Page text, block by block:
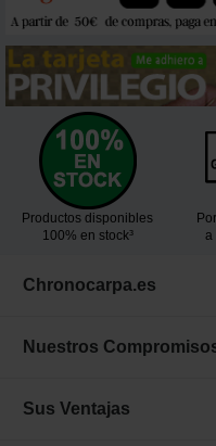
Productos disponibles
100% en stock³
a
Chronocarpa.es
Nuestros
Sus Ventajas